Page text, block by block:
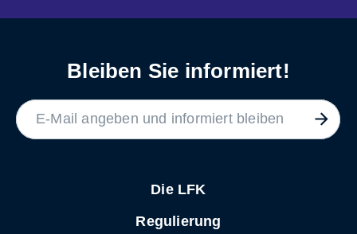
Bleiben Sie informiert!
Die LFK
Regulierung